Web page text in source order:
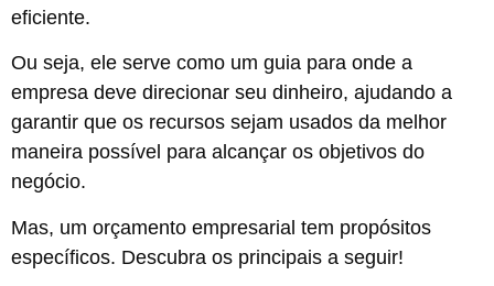
eficiente.
Ou seja, ele serve como um guia para onde a
empresa deve direcionar seu dinheiro, ajudando a
garantir que os recursos sejam usados da melhor
maneira possível para alcançar os objetivos do
negócio.
Mas, um orçamento empresarial tem propósitos
específicos. Descubra os principais a seguir!